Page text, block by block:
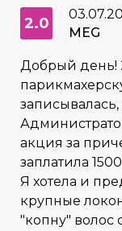
2.0
MEG
Добрый день!
записывалась,
акция за
заплатила
Я хотела и
крупные
"копну" волос